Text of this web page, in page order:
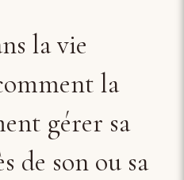
la vie
la
gérer sa
de son ou sa